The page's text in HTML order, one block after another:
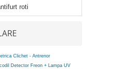
roti
Clichet - Antrenor
Detector Freon + Lampa UV